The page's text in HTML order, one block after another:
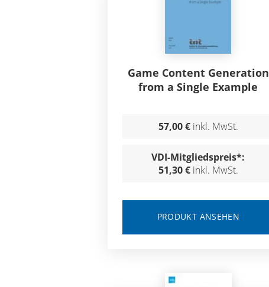
Game Content Generation
from a Single Example
57,00 € inkl. MwSt.
VDI-Mitgliedspreis*:
51,30 € inkl. MwSt.
PRODUKT ANSEHEN